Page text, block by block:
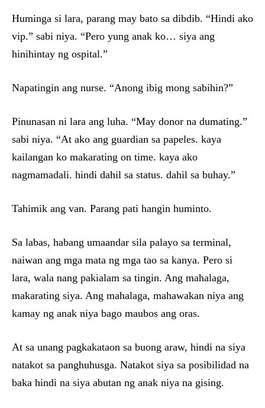
Huminga si lara, parang may bato sa dibdib. “Hindi ako
vip.” sabi niya. “Pero yung anak ko… siya ang
hinihintay ng ospital.”
Napatingin ang nurse. “Anong ibig mong sabihin?”
Pinunasan ni lara ang luha. “May donor na dumating.”
sabi niya. “At ako ang guardian sa papeles. kaya
kailangan ko makarating on time. kaya ako
nagmamadali. hindi dahil sa status. dahil sa buhay.”
Tahimik ang van. Parang pati hangin huminto.
Sa labas, habang umaandar sila palayo sa terminal,
naiwan ang mga mata ng mga tao sa kanya. Pero si
lara, wala nang pakialam sa tingin. Ang mahalaga,
makarating siya. Ang mahalaga, mahawakan niya ang
kamay ng anak niya bago maubos ang oras.
At sa unang pagkakataon sa buong araw, hindi na siya
natakot sa panghuhusga. Natakot siya sa posibilidad na
baka hindi na siya abutan ng anak niya na gising.